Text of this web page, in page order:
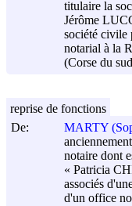
titulaire la
Jérôme
société civile
notarial à la
(Corse du
De:
MARTY
notaire dont
« Patricia
associés
d'un office
reprise de fonctions